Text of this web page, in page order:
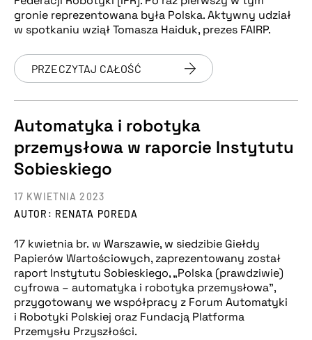
gronie reprezentowana była Polska. Aktywny udział
w spotkaniu wziął Tomasza Haiduk, prezes FAIRP.
PRZECZYTAJ CAŁOŚĆ
Automatyka i robotyka
przemysłowa w raporcie Instytutu
Sobieskiego
AUTOR: RENATA POREDA
17 KWIETNIA 2023
17 kwietnia br. w Warszawie, w siedzibie Giełdy
Papierów Wartościowych, zaprezentowany został
raport Instytutu Sobieskiego, „Polska (prawdziwie)
cyfrowa – automatyka i robotyka przemysłowa”,
przygotowany we współpracy z Forum Automatyki
i Robotyki Polskiej oraz Fundacją Platforma
Przemysłu Przyszłości.